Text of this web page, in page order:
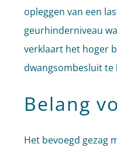
opleggen van een
geurhinderniveau
verklaart het hoger
dwangsombesluit
Belang
Het bevoegd gezag